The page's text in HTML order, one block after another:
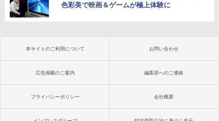
色彩美で映画＆ゲームが極上体験に
本サイトのご利用について お問い合わせ
広告掲載のご案内 編集部へのご連絡
プライバシーポリシー 会社概要